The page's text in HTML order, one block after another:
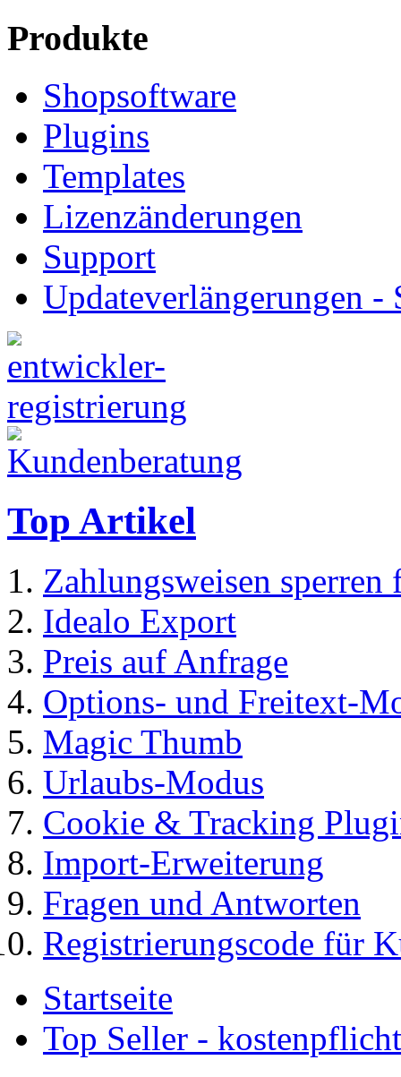
Produkte
Shopsoftware
Plugins
Templates
Lizenzänderungen
Support
Updateverlängerungen -
Top Artikel
Zahlungsweisen
Idealo Export
Preis auf Anfrage
Options- und Freitext-
Magic Thumb
Urlaubs-Modus
Cookie & Tracking
Import-Erweiterung
Fragen und Antworten
Registrierungscode für
Startseite
Top Seller -